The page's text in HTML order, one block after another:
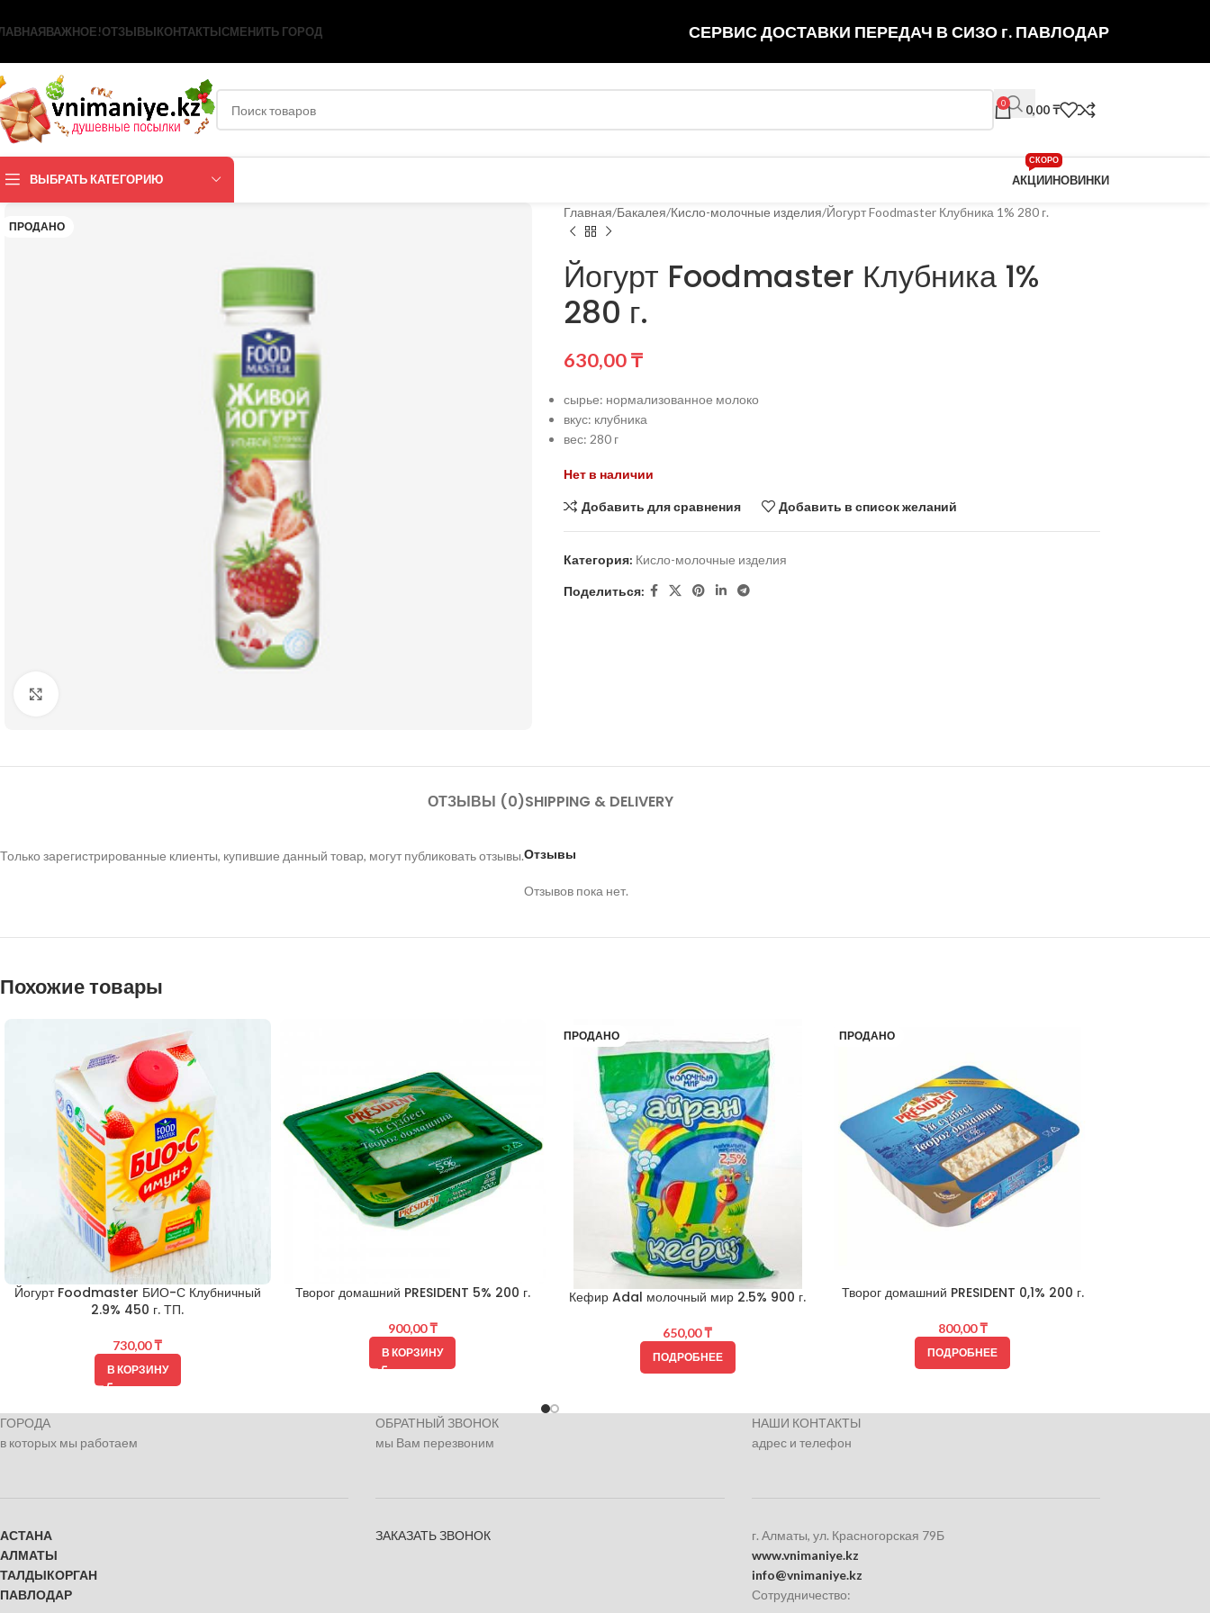
ВАЖНОЕ!ОТЗЫВЫКОНТАКТЫСМЕНИТЬ ГОРОД СЕРВИС ДОСТАВКИ ПЕРЕДАЧ В СИЗО г. ПАВЛОДАР
0 0,00₸
ВЫБРАТЬ КАТЕГОРИЮ АКЦИИ
СКОРО
НОВИНКИ
ПРОДАНО
Главная Бакалея Кисло-молочные изделия Йогурт Foodmaster Клубника 1% 280 г.
Йогурт Foodmaster Клубника 1%
280 г.
630,00₸
сырье: нормализованное молоко
вкус: клубника
вес: 280 г
Нет в наличии
Добавить для сравнения Добавить в список желаний
Категория: Кисло-молочные изделия
Поделиться:
ОТЗЫВЫ (0)SHIPPING & DELIVERY
Отзывы
Отзывов пока нет.
Только зарегистрированные клиенты, купившие данный товар, могут публиковать отзывы.
Похожие товары
Йогурт Foodmaster БИО-С Клубничный
2.9% 450 г. ТП.
730,00₸
В КОРЗИНУ
Творог домашний PRESIDENT 5% 200 г.
900,00₸
В КОРЗИНУ
ПРОДАНО
Кефир Adal молочный мир 2.5% 900 г.
650,00₸
ПОДРОБНЕЕ
ПРОДАНО
Творог домашний PRESIDENT 0,1% 200 г.
800,00₸
ПОДРОБНЕЕ
ГОРОДА
в которых мы работаем
АСТАНА
АЛМАТЫ
ТАЛДЫКОРГАН
ПАВЛОДАР
ОБРАТНЫЙ ЗВОНОК
мы Вам перезвоним
ЗАКАЗАТЬ ЗВОНОК
НАШИ КОНТАКТЫ
адрес и телефон
г. Алматы, ул. Красногорская 79Б
www.vnimaniye.kz
info@vnimaniye.kz
Сотрудничество: